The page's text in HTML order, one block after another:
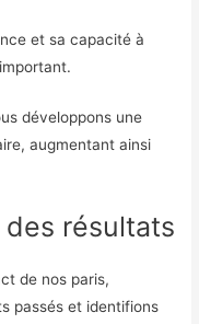
et sa capacité à
développons une
augmentant ainsi
résultats
de nos paris,
passés et identifions